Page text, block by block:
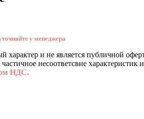
у менеджера
и не является публичной
частичное несоответсвие
НДС.